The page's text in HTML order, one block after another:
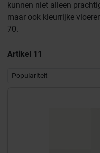
kunnen niet alleen
maar ook kleurrijke
70.
Artikel 11